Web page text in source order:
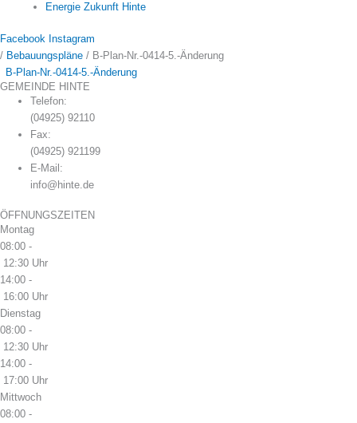
Energie Zukunft Hinte
Facebook Instagram
/ Bebauungspläne / B-Plan-Nr.-0414-5.-Änderung
B-Plan-Nr.-0414-5.-Änderung
GEMEINDE HINTE
Telefon:
(04925) 92110
Fax:
(04925) 921199
E-Mail:
info@hinte.de
ÖFFNUNGSZEITEN
Montag
08:00 -
12:30 Uhr
14:00 -
16:00 Uhr
Dienstag
08:00 -
12:30 Uhr
14:00 -
17:00 Uhr
Mittwoch
08:00 -